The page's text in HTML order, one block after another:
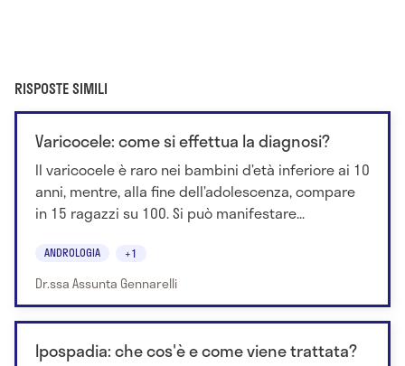
RISPOSTE SIMILI
Varicocele: come si effettua la diagnosi?
Il varicocele è raro nei bambini d’età inferiore ai 10
anni, mentre, alla fine dell’adolescenza, compare
in 15 ragazzi su 100. Si può manifestare...
ANDROLOGIA +1
Dr.ssa Assunta Gennarelli
Ipospadia: che cos'è e come viene trattata?